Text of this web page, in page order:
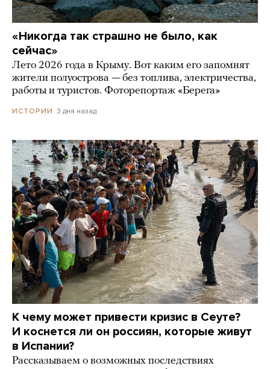
«Никогда так страшно не было, как
сейчас»
Лето 2026 года в Крыму. Вот каким его запомнят
жители полуострова — без топлива, электричества,
работы и туристов. Фоторепортаж «Берега»
ИСТОРИИ 3 дня назад
К чему может привести кризис в Сеуте?
И коснется ли он россиян, которые живут
в Испании?
Рассказываем о возможных последствиях